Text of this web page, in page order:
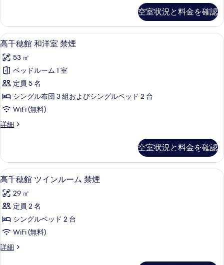
す
べ
て
の
写
真
を
表
示
和
室
禁
の
詳
細
空室状況と料金を確認
高
千
穂
館
和
洋
禁
の
す
べ
て
の
写
真
を
高千穂館 和洋室 禁煙 | セーフティボ
3
高千穂館 和洋室 禁煙
53 ㎡
ベッドルーム 1 室
定員 5 名
シングル布団 3 組およびシングルベッド 2 台
WiFi (無料)
詳細
高
和
洋
室
煙
の
細
空室状況と料金を確認
高
千
穂
館
ツ
ン
高千穂館 ツインルーム 禁煙 | セーフ
2
高千穂館 ツインルーム 禁煙
29 ㎡
定員 2 名
シングルベッド 2 台
WiFi (無料)
詳細
高